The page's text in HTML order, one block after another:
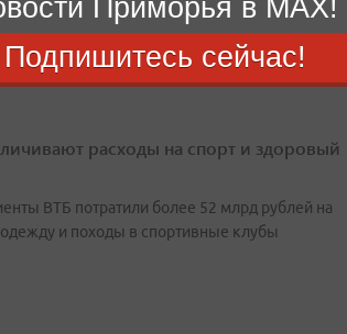
расходы на спорт и здоровый
ВТБ потратили более 52 млрд рублей на
одежду и походы в спортивные клубы
Приморья в MAX!
Подпишитесь сейчас!